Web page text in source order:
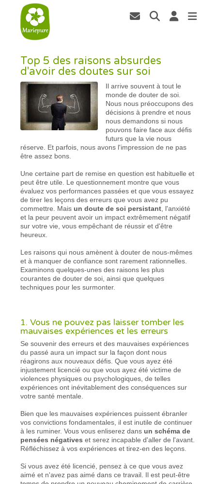
Top 5 des raisons absurdes
d'avoir des doutes sur soi
Il arrive souvent à tout le
monde de douter de soi.
Nous nous préoccupons des
décisions à prendre et nous
nous demandons si nous
pouvons faire face aux défis
futurs que la vie nous
réserve. Et parfois, nous avons l'impression de ne pas
être assez bons.
Une certaine part de remise en question est habituelle et
peut être utile. Le questionnement montre que vous
évaluez vos performances passées et que vous essayez
de tirer les leçons des erreurs que vous avez pu
commettre. Mais un doute de soi persistant , l'anxiété
et la peur peuvent avoir un impact extrêmement négatif
sur votre vie, vous empêchant de réussir et d'être
heureux.
Les raisons qui nous amènent à douter de nous-mêmes
et à manquer de confiance sont rarement rationnelles.
Examinons quelques-unes des raisons les plus
courantes de douter de soi, ainsi que quelques
techniques pour les surmonter.
1. Vous ne pouvez pas laisser tomber les
mauvaises expériences et les erreurs
Se souvenir des erreurs et des mauvaises expériences
du passé aura un impact sur la façon dont nous
réagirons aux nouveaux défis. Que vous ayez été
injustement licencié ou que vous ayez été victime de
violences physiques ou psychologiques, de telles
expériences ont inévitablement des conséquences sur
votre santé mentale.
Bien que les mauvaises expériences puissent ébranler
vos convictions fondamentales, il est inutile de continuer
à les ruminer. Vous vous enliserez dans un schéma de
pensées négatives et serez incapable d'aller de l'avant.
Réfléchissez à vos expériences et tirez-en des leçons.
Si vous avez été licencié, pensez à ce que vous avez
aimé et n'avez pas aimé dans ce travail. Il est peut-être